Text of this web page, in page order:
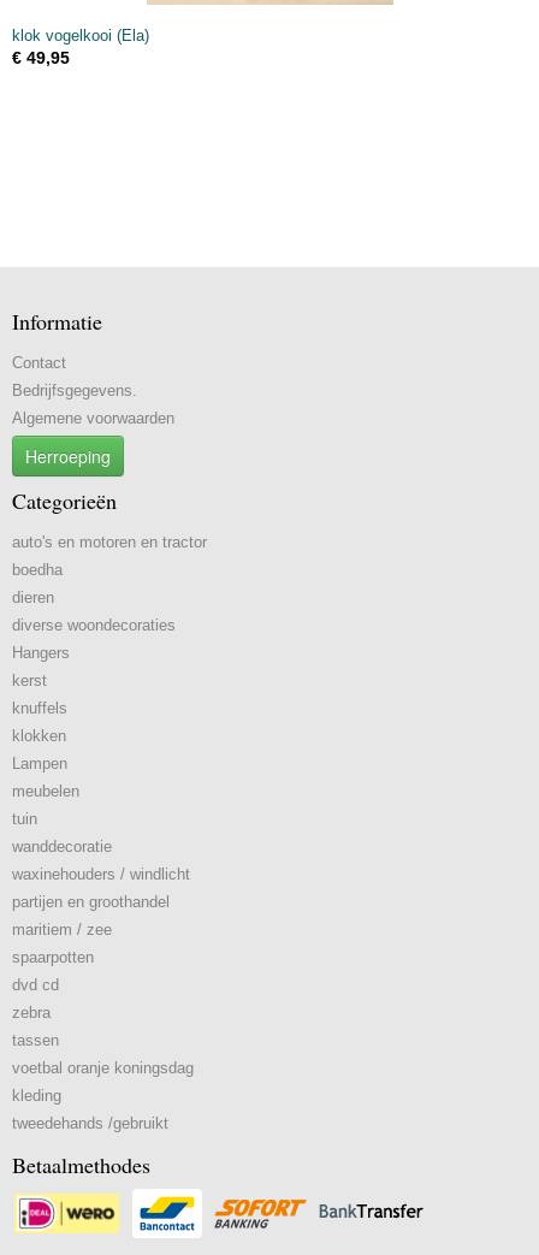
klok vogelkooi (Ela)
€ 49,95
Informatie
Contact
Bedrijfsgegevens.
Algemene voorwaarden
Herroeping
Categorieën
auto's en motoren en tractor
boedha
dieren
diverse woondecoraties
Hangers
kerst
knuffels
klokken
Lampen
meubelen
tuin
wanddecoratie
waxinehouders / windlicht
partijen en groothandel
maritiem / zee
spaarpotten
dvd cd
zebra
tassen
voetbal oranje koningsdag
kleding
tweedehands /gebruikt
Betaalmethodes